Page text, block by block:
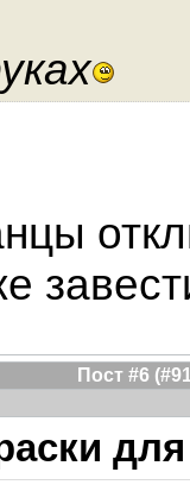
Пост #6